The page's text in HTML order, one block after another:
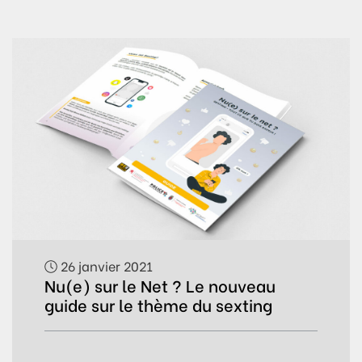
26 janvier 2021
Nu(e) sur le Net ? Le nouveau
guide sur le thème du sexting